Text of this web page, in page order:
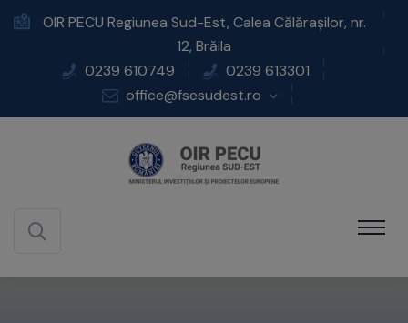
OIR PECU Regiunea Sud-Est, Calea Călărașilor, nr.
12, Brăila
0239 610749
0239 613301
office@fsesudest.ro